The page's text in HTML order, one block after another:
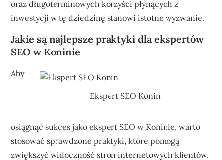
oraz długoterminowych korzyści płynących z
inwestycji w tę dziedzinę stanowi istotne wyzwanie.
Jakie są najlepsze praktyki dla ekspertów
SEO w Koninie
Ekspert SEO Konin
Aby
osiągnąć sukces jako ekspert SEO w Koninie, warto
stosować sprawdzone praktyki, które pomogą
zwiększyć widoczność stron internetowych klientów.